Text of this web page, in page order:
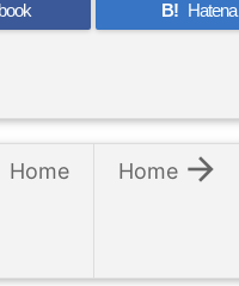
B! Hatena

Home
Home